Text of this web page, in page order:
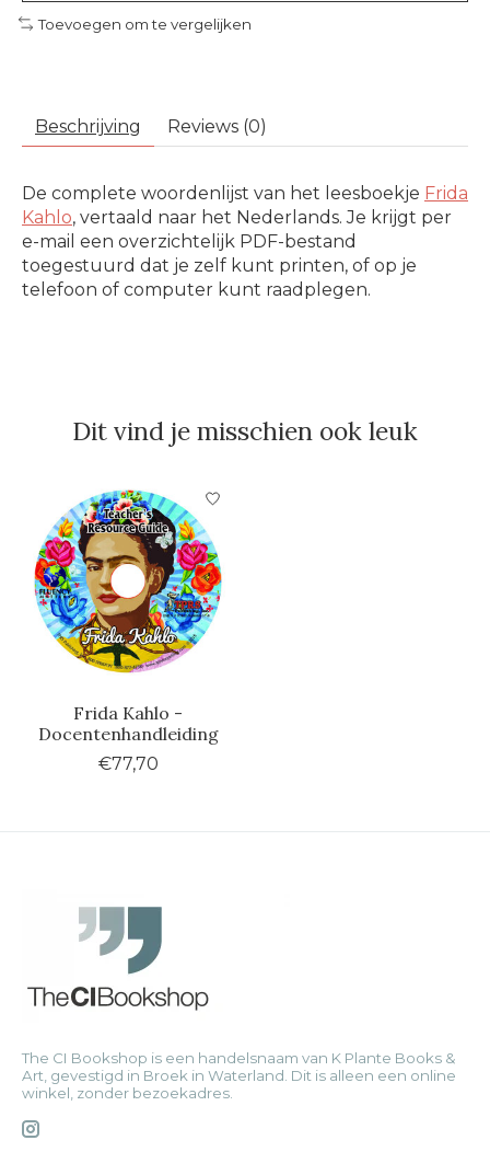
Toevoegen om te vergelijken
Beschrijving Reviews (0)
De complete woordenlijst van het leesboekje Frida
Kahlo, vertaald naar het Nederlands. Je krijgt per
e-mail een overzichtelijk PDF-bestand
toegestuurd dat je zelf kunt printen, of op je
telefoon of computer kunt raadplegen.
Dit vind je misschien ook leuk
Items van productcarrousel
Frida Kahlo -
Docentenhandleiding
€77,70
The CI Bookshop is een handelsnaam van K Plante Books &
Art, gevestigd in Broek in Waterland. Dit is alleen een online
winkel, zonder bezoekadres.